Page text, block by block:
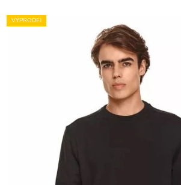
VÝPRODEJ